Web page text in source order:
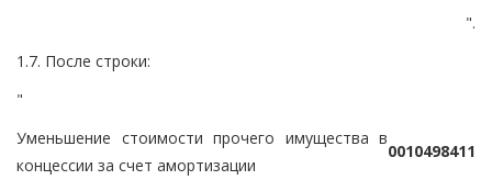
".
1.7. После строки:
"
Уменьшение стоимости прочего имущества в
концессии за счет амортизации
0010498411